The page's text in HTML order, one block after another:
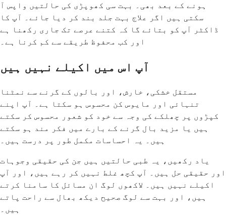
ہونے کے بعد بھی۔ بہت سی کھوپڑی کی حالتیں واپس آ
سکتی ہیں اگر علاج بہت جلد بند کر دیا جائے۔ آپ کا
ڈاکٹر آپ کو بتائے گا کہ کتنے عرصے تک جاری رکھنا ہے
اور کب محفوظ طریقے سے کم کرنا ہے۔
آپ اس میں اکیلے نہیں ہیں
مستقل خشکی، خارش، اور بالوں کے گرنے سے نمٹنا
تنہائی اور مایوس کن محسوس ہو سکتا ہے۔ آپ اپنے
کپڑوں پر چھلکے کی وجہ سے خود کو شعور محسوس کر سکتے
ہیں یا مزید بال گرنے کے بارے میں فکر مند ہو سکتے
ہیں۔ یہ احساسات مکمل طور پر درست ہیں۔
یاد رکھیں، یہ طبی حالتیں ہیں جن کی حقیقی وجوہات
اور حقیقی حل ہیں۔ آپ کچھ غلط نہیں کر رہے ہیں، اور آپ
اکیلے نہیں ہیں۔ لاکھوں لوگ ان مسائل کا سامنا کرتے
ہیں، اور بہت سے لوگ صحیح دیکھ بھال سے راحت پاتے
ہیں۔